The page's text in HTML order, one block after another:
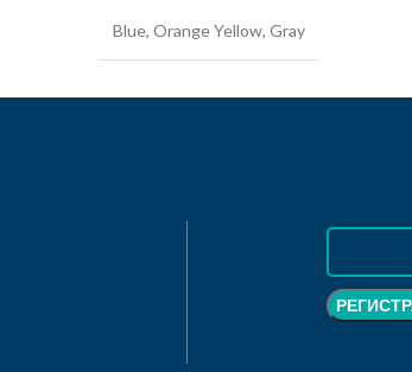
Blue, Orange Yellow, Gray